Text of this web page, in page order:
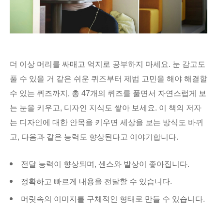
더 이상 머리를 싸매고 억지로 공부하지 마세요. 눈 감고도
풀 수 있을 거 같은 쉬운 퀴즈부터 제법 고민을 해야 해결할
수 있는 퀴즈까지, 총 47개의 퀴즈를 풀면서 자연스럽게 보
는 눈을 키우고, 디자인 지식도 쌓아 보세요. 이 책의 저자
는 디자인에 대한 안목을 키우면 세상을 보는 방식도 바뀌
고, 다음과 같은 능력도 향상된다고 이야기합니다.
전달 능력이 향상되며, 센스와 발상이 좋아집니다.
정확하고 빠르게 내용을 전달할 수 있습니다.
머릿속의 이미지를 구체적인 형태로 만들 수 있습니다.